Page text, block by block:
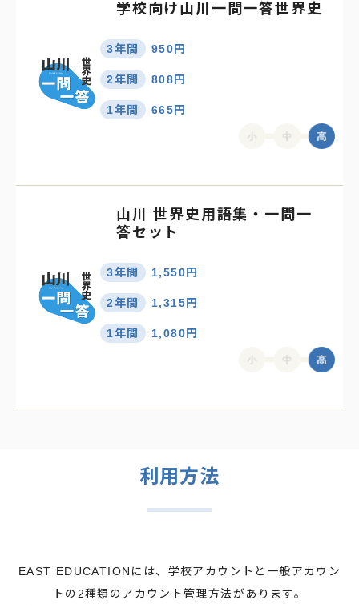
学校向け山川一問一答世界史
3年間 950円
2年間 808円
1年間 665円
山川 世界史用語集・一問一
答セット
3年間 1,550円
2年間 1,315円
1年間 1,080円
利用方法
EAST EDUCATIONには、学校アカウントと一般アカウン
トの2種類のアカウント管理方法があります。